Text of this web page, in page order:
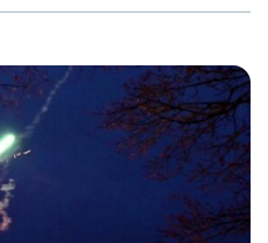
Niederlage auf ganzer
Stattdessen zeugt er „auf der
auch von einem kollektiven
Versuch, alle […]